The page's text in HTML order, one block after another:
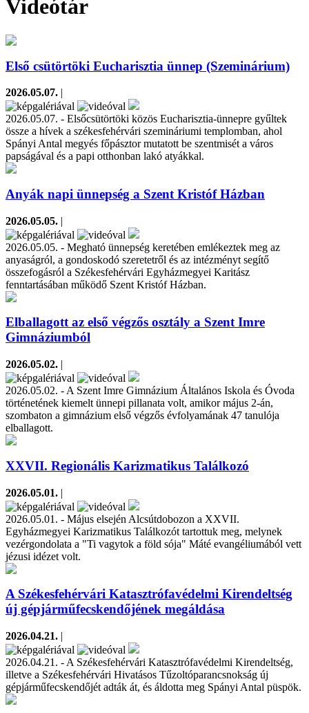
Videótár
Első csütörtöki Eucharisztia ünnep (Szeminárium)
2026.05.07. |
2026.05.07. - Elsőcsütörtöki közös Eucharisztia-ünnepre gyűltek
össze a hívek a székesfehérvári szemináriumi templomban, ahol
Spányi Antal megyés főpásztor mutatott be szentmisét a város
papságával és a papi otthonban lakó atyákkal.
Anyák napi ünnepség a Szent Kristóf Házban
2026.05.05. |
2026.05.05. - Megható ünnepség keretében emlékeztek meg az
anyaságról, a gondoskodó szeretetről és az intézményt segítő
összefogásról a Székesfehérvári Egyházmegyei Karitász
fenntartásában működő Szent Kristóf Házban.
Elballagott az első végzős osztály a Szent Imre
Gimnáziumból
2026.05.02. |
2026.05.02. - A Szent Imre Gimnázium Általános Iskola és Óvoda
történetének kiemelt ünnepi pillanata volt, amikor május 2-án,
szombaton a gimnázium első végzős évfolyamának 47 tanulója
elballagott.
XXVII. Regionális Karizmatikus Találkozó
2026.05.01. |
2026.05.01. - Május elsején Alcsútdobozon a XXVII.
Egyházmegyei Karizmatikus Találkozót tartottuk meg, melynek
vezérgondolata a "Ti vagytok a föld sója" Máté evangéliumából vett
jézusi idézet volt.
A Székesfehérvári Katasztrófavédelmi Kirendeltség
új gépjárműfecskendőjének megáldása
2026.04.21. |
2026.04.21. - A Székesfehérvári Katasztrófavédelmi Kirendeltség,
illetve a Székesfehérvári Hivatásos Tűzoltóparancsnokság új
gépjárműfecskendőjét adták át, és áldotta meg Spányi Antal püspök.